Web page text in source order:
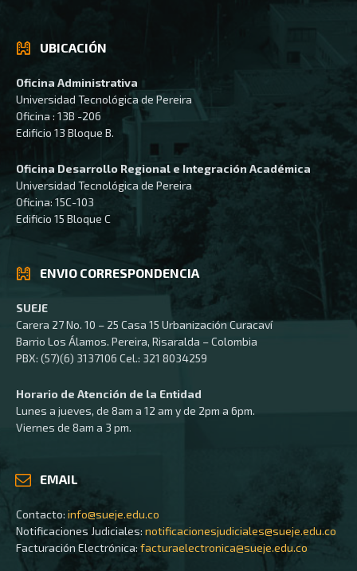
UBICACIÓN
Oficina Administrativa
Universidad Tecnológica de Pereira
Oficina : 13B -206
Edificio 13 Bloque B.
Oficina Desarrollo Regional e Integración Académica
Universidad Tecnológica de Pereira
Oficina: 15C-103
Edificio 15 Bloque C
ENVIO CORRESPONDENCIA
SUEJE
Carera 27 No. 10 – 25 Casa 15 Urbanización Curacaví
Barrio Los Álamos. Pereira, Risaralda – Colombia
PBX: (57)(6) 3137106 Cel.: 321 8034259
Horario de Atención de la Entidad
Lunes a jueves, de 8am a 12 am y de 2pm a 6pm.
Viernes de 8am a 3 pm.
EMAIL
Contacto: info@sueje.edu.co
Notificaciones Judiciales: notificacionesjudiciales@sueje.edu.co
Facturación Electrónica: facturaelectronica@sueje.edu.co